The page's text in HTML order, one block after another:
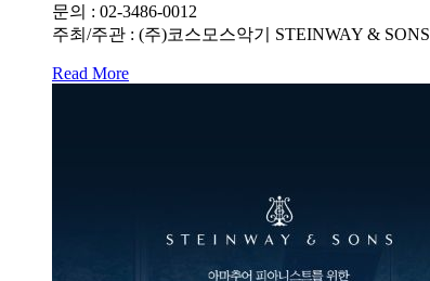
문의 : 02-3486-0012
주최/주관 : (주)코스모스악기 STEINWAY & SONS
Read More